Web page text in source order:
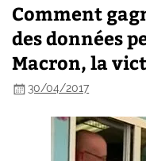
Comment
des données
Macron, la
30/04/2017